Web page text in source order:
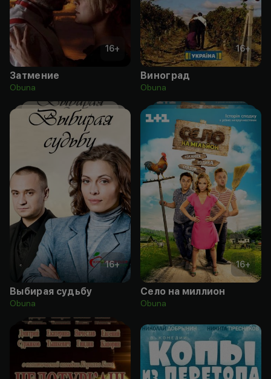
16+
Затмение
Obuna
16+
Виноград
Obuna
16+
Выбирая судьбу
Obuna
16+
Село на миллион
Obuna